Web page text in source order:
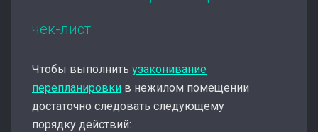
чек-лист
Чтобы выполнить узаконивание
перепланировки в нежилом помещении
достаточно следовать следующему
порядку действий: